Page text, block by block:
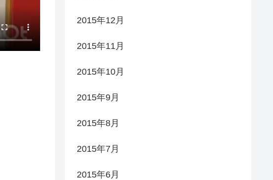
2015年12月
2015年11月
2015年10月
2015年9月
2015年8月
2015年7月
2015年6月